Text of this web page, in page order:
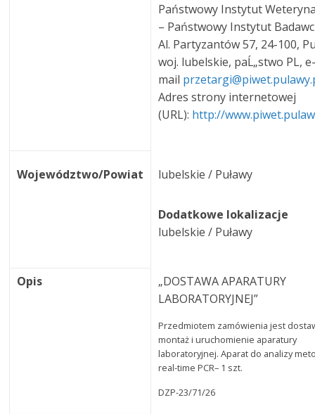
Państwowy Instytut
– Państwowy Instytut
Al. Partyzantów 57, 24-100,
woj. lubelskie, paĹ„stwo PL,
mail
Adres strony internetowej
(URL): http://
Województwo/Powiat lubelskie / Puławy
Dodatkowe lokalizacje
lubelskie / Puławy
Opis
„DOSTAWA APARATURY
LABORATORYJNEJ”
Przedmiotem zamówienia jest
montaż i uruchomienie aparatury
laboratoryjnej. Aparat do analizy
real-time PCR– 1 szt.
DZP-23/71/26